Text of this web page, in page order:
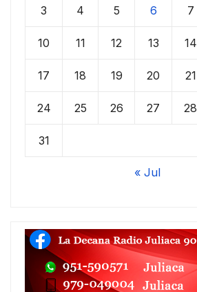
3 4 5 6 7
10 11 12 13 14
17 18 19 20 21
24 25 26 27 28
31
« Jul